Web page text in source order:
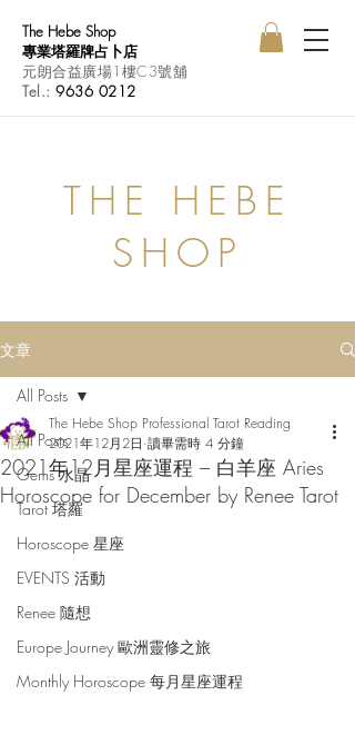
The Hebe Shop
專業塔羅牌占卜店
元朗合益廣場1樓C3號舖
Tel.:9636 0212
THE HEBE
SHOP
文章
All Posts
Gems 水晶
Tarot 塔羅
Horoscope 星座
EVENTS 活動
Renee 隨想
Europe Journey 歐洲靈修之旅
Monthly Horoscope 每月星座運程
All Posts
2021年12月星座運程 – 白羊座 Aries
Horoscope for December by Renee Tarot
The Hebe Shop Professional Tarot Reading
2021年12月2日 讀畢需時 4 分鐘